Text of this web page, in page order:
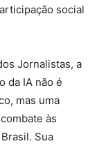
social
Jornalistas, a
da IA não é
mas uma
às
Sua